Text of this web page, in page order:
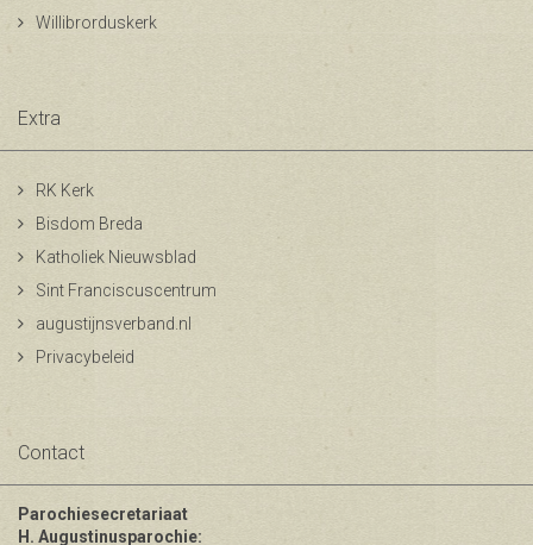
Willibrorduskerk
Extra
RK Kerk
Bisdom Breda
Katholiek Nieuwsblad
Sint Franciscuscentrum
augustijnsverband.nl
Privacybeleid
Contact
Parochiesecretariaat
H. Augustinusparochie: